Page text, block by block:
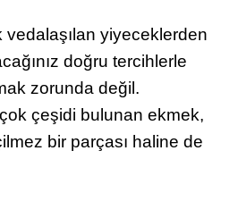
yiyeceklerden
doğru tercihlerle
zorunda değil.
çeşidi bulunan ekmek,
bir parçası haline de